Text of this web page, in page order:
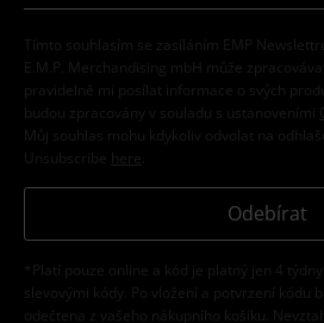
E-Mail Newsletter
Získejte 20% slevový poukaz, když se
teď!
Více
E.M.P. Merchandising mbH může
pravidelně mi posílat informace o svých
budou zpracovány v souladu s ustanoveními
Můj souhlas mohu kdykoliv odvolat na
Unsubscribe
here